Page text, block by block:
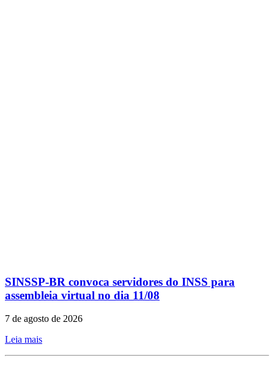
SINSSP-BR convoca servidores do INSS para
assembleia virtual no dia 11/08
7 de agosto de 2026
Leia mais